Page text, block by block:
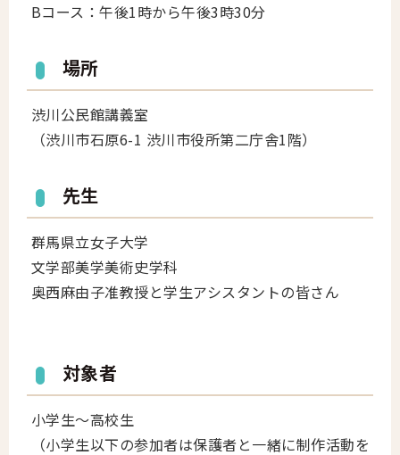
Bコース：午後1時から午後3時30分
場所
渋川公民館講義室
（渋川市石原6-1 渋川市役所第二庁舎1階）
先生
群馬県立女子大学
文学部美学美術史学科
奥西麻由子准教授と学生アシスタントの皆さん
対象者
小学生～高校生
（小学生以下の参加者は保護者と一緒に制作活動を